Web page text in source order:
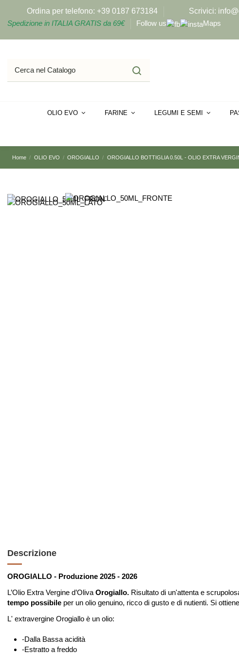
Ordina per telefono: +39 0187 673184 Scrivici:
Spedizione in ITALIA GRATIS da 69€
Follow us Maps
OLIO EVO FARINE LEGUMI E SEMI
Home OLIO EVO OROGIALLO OROGIALLO BOTTIGLIA 0.50L - OLIO EXTRA
Descrizione
OROGIALLO - Produzione 2025 - 2026
L’Olio Extra Vergine d’Oliva Orogiallo. Risultato di un'attenta e
tempo possibile per un olio genuino, ricco di gusto e di nutienti. Si
L' extravergine Orogiallo è un olio:
-Dalla Bassa acidità
-Estratto a freddo